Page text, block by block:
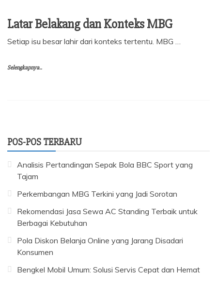
Latar Belakang dan Konteks MBG
Setiap isu besar lahir dari konteks tertentu. MBG …
Selengkapnya..
POS-POS TERBARU
Analisis Pertandingan Sepak Bola BBC Sport yang
Tajam
Perkembangan MBG Terkini yang Jadi Sorotan
Rekomendasi Jasa Sewa AC Standing Terbaik untuk
Berbagai Kebutuhan
Pola Diskon Belanja Online yang Jarang Disadari
Konsumen
Bengkel Mobil Umum: Solusi Servis Cepat dan Hemat